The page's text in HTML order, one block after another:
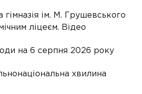
гімназія ім. М. Грушевського
ліцеєм. Відео
на 6 серпня 2026 року
хвилина